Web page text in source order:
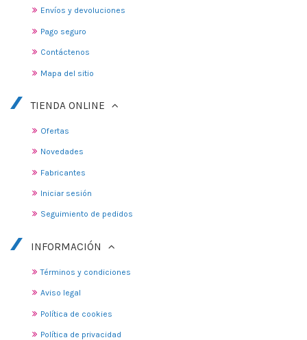
Envíos y devoluciones
Pago seguro
Contáctenos
Mapa del sitio
TIENDA ONLINE
Ofertas
Novedades
Fabricantes
Iniciar sesión
Seguimiento de pedidos
INFORMACIÓN
Términos y condiciones
Aviso legal
Política de cookies
Política de privacidad